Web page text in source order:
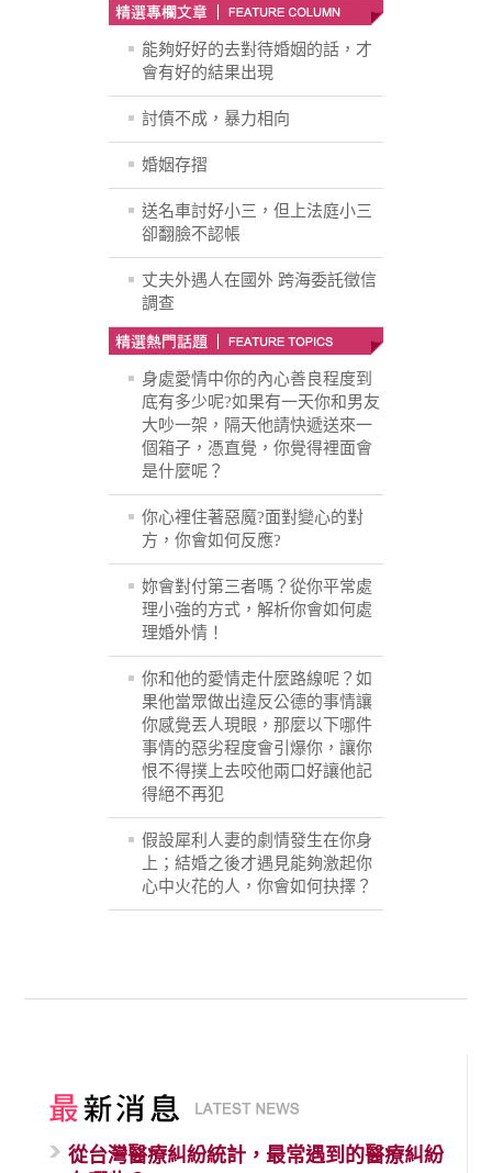
能夠好好的去對待婚姻的話，才
會有好的結果出現
討債不成，暴力相向
婚姻存摺
送名車討好小三，但上法庭小三
卻翻臉不認帳
丈夫外遇人在國外 跨海委託徵信
調查
身處愛情中你的內心善良程度到
底有多少呢?如果有一天你和男友
大吵一架，隔天他請快遞送來一
個箱子，憑直覺，你覺得裡面會
是什麼呢？
你心裡住著惡魔?面對變心的對
方，你會如何反應?
妳會對付第三者嗎？從你平常處
理小強的方式，解析你會如何處
理婚外情！
你和他的愛情走什麼路線呢？如
果他當眾做出違反公德的事情讓
你感覺丟人現眼，那麼以下哪件
事情的惡劣程度會引爆你，讓你
恨不得撲上去咬他兩口好讓他記
得絕不再犯
假設犀利人妻的劇情發生在你身
上；結婚之後才遇見能夠激起你
心中火花的人，你會如何抉擇？
從台灣醫療糾紛統計，最常遇到的醫療糾紛